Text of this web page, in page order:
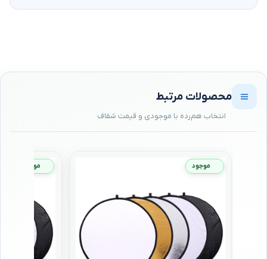
محصولات مرتبط
موجود موجود